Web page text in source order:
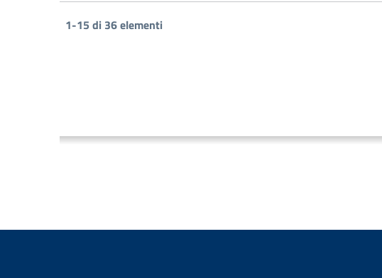
1-15 di 36 elementi